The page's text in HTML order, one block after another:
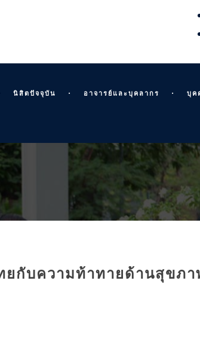
นิสิตปัจจุบัน อาจารย์และบุคลากร บุค
ยไทยกับความท้าทายด้านสุขภ